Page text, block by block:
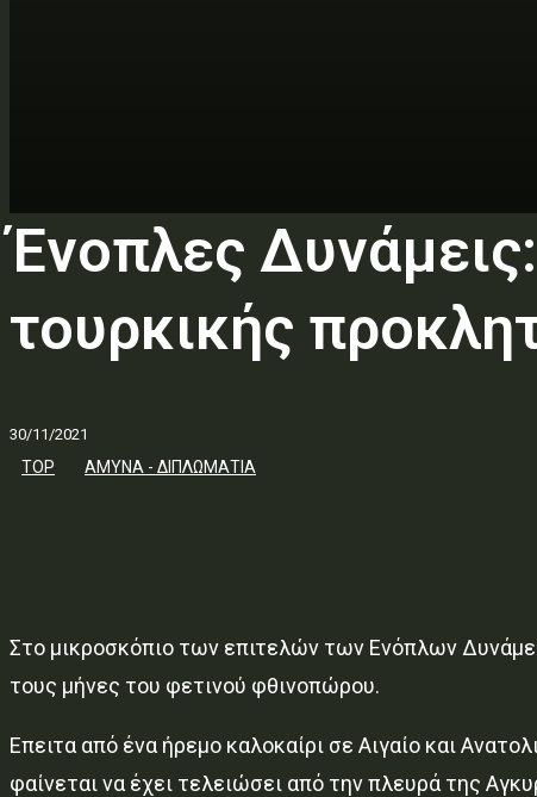
Ένοπλες
τουρκικής
30/11/2021
TOP ΑΜΥΝΑ - ΔΙΠΛΩΜΑΤΙΑ
Στο μικροσκόπιο των επιτελών των Ενόπλων
τους μήνες του φετινού φθινοπώρου.
Επειτα από ένα ήρεμο καλοκαίρι σε Αιγαίο και
φαίνεται να έχει τελειώσει από την πλευρά της